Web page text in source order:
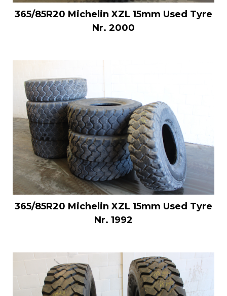
365/85R20 Michelin XZL 15mm Used Tyre
Nr. 2000
365/85R20 Michelin XZL 15mm Used Tyre
Nr. 1992